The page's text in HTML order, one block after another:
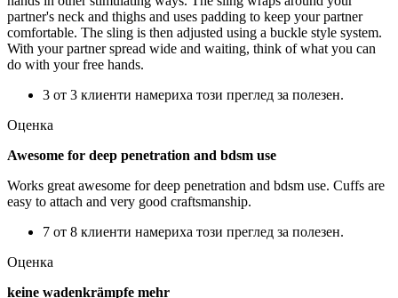
partner's neck and thighs and uses padding to keep your partner
comfortable. The sling is then adjusted using a buckle style system.
With your partner spread wide and waiting, think of what you can
do with your free hands.
3 от 3 клиенти намериха този преглед за полезен.
Оценка
Awesome for deep penetration and bdsm use
Works great awesome for deep penetration and bdsm use. Cuffs are
easy to attach and very good craftsmanship.
7 от 8 клиенти намериха този преглед за полезен.
Оценка
keine wadenkrämpfe mehr